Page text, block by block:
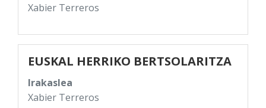
Xabier Terreros
EUSKAL HERRIKO BERTSOLARITZA
Irakaslea
Xabier Terreros